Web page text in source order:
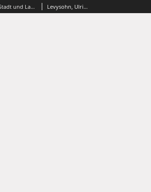
Grünberger Wochenblatt: Zeitung für Stadt und Land, No. 80. (5. Oktober 1873) Levysohn, Ulrich. Red.